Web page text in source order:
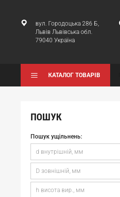
вул. Городоцька 286 Б,
Львів Львівська обл.
79040 Україна
КАТАЛОГ ТОВАРІВ
ПОШУК
Пошук ущільнень: